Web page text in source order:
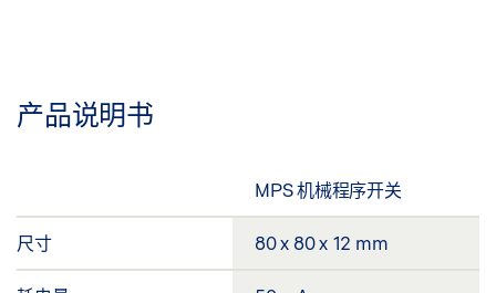
产品说明书
MPS 机械程序开关
尺寸 80 x 80 x 12 mm